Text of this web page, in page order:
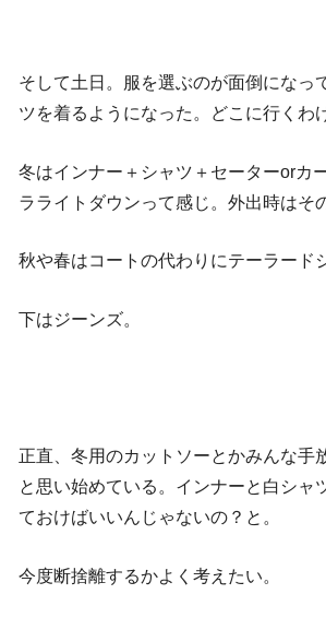
そして土日。服を選ぶのが面倒になっ
ツを着るようになった。どこに行くわ
冬はインナー＋シャツ＋セーターorカ
ラライトダウンって感じ。外出時はそ
秋や春はコートの代わりにテーラード
下はジーンズ。
正直、冬用のカットソーとかみんな手
と思い始めている。インナーと白シャ
ておけばいいんじゃないの？と。
今度断捨離するかよく考えたい。